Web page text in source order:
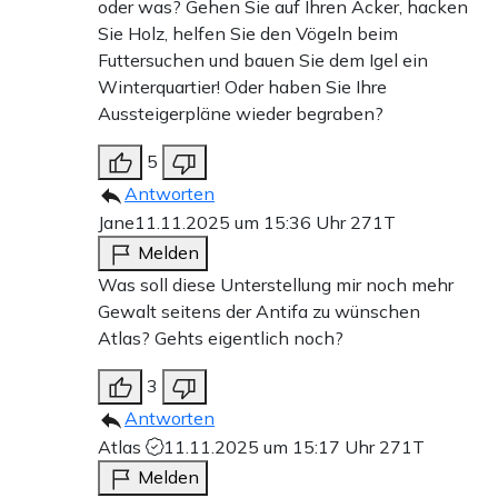
oder was? Gehen Sie auf Ihren Acker, hacken
Sie Holz, helfen Sie den Vögeln beim
Futtersuchen und bauen Sie dem Igel ein
Winterquartier! Oder haben Sie Ihre
Aussteigerpläne wieder begraben?
5
Antworten
Jane11.11.2025 um 15:36 Uhr 271T
Melden
Was soll diese Unterstellung mir noch mehr
Gewalt seitens der Antifa zu wünschen
Atlas? Gehts eigentlich noch?
3
Antworten
Atlas
11.11.2025 um 15:17 Uhr 271T
Melden